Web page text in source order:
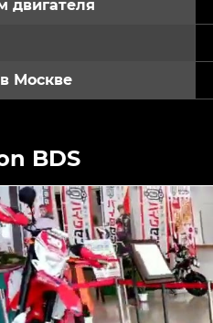
двигателя
Москве
BDS